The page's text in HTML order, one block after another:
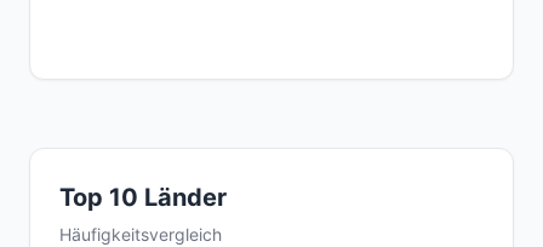
Top 10 Länder
Häufigkeitsvergleich